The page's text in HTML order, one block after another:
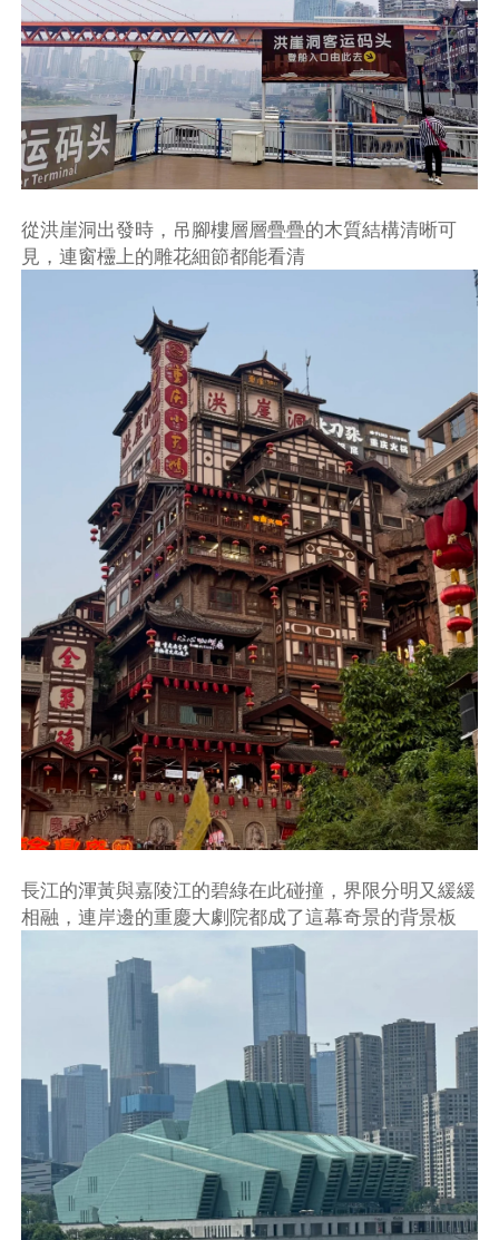
從洪崖洞出發時，吊腳樓層層疊疊的木質結構清晰可
見，連窗欞上的雕花細節都能看清
長江的渾黃與嘉陵江的碧綠在此碰撞，界限分明又緩緩
相融，連岸邊的重慶大劇院都成了這幕奇景的背景板